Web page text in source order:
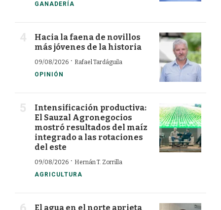
GANADERÍA
Hacia la faena de novillos
más jóvenes de la historia
09/08/2026 · Rafael Tardáguila
OPINIÓN
Intensificación productiva:
El Sauzal Agronegocios
mostró resultados del maíz
integrado a las rotaciones
del este
09/08/2026 · Hernán T. Zorrilla
AGRICULTURA
El agua en el norte aprieta